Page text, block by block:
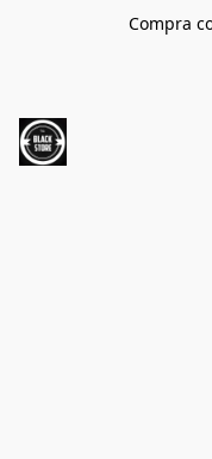
Compra